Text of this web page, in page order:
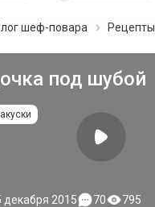
шеф-повара Рецепты
под шубой
декабря 2015 70 795